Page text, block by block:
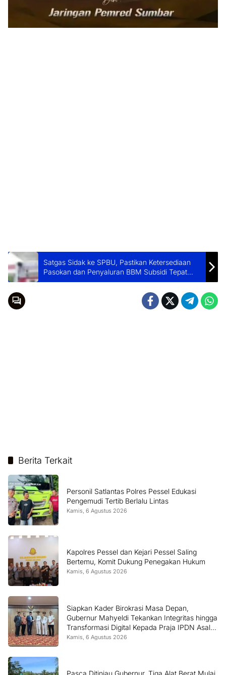
Satgas Sidak ke SPBU, Pastikan Ketersediaan
Pasokan dan Penyaluran BBM Subsidi Tepat
Sasaran
Berita Terkait
Personil Satlantas Polres Pessel Edukasi
Pengemudi Tertib Berlalu Lintas
Kamis, 6 Agustus 2026
Kapolres Pessel dan Kejari Pessel Saling
Bertemu, Komit Dukung Penegakan Hukum
Kamis, 6 Agustus 2026
Siapkan Kader Birokrasi Masa Depan,
Gubernur Mahyeldi Tekankan Integritas hingga
Transformasi Digital Kepada Praja IPDN Asal
Sumbar
Kamis, 6 Agustus 2026